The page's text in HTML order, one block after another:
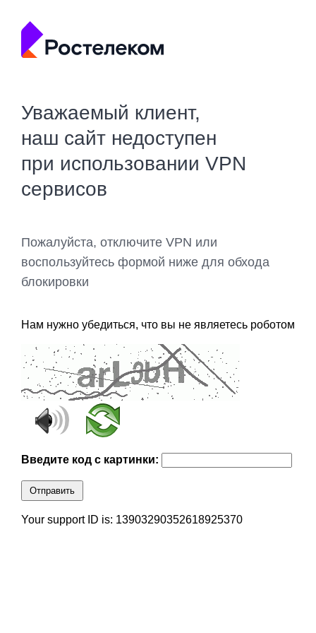
Уважаемый клиент,
наш сайт недоступен
при использовании VPN
сервисов
Пожалуйста, отключите VPN или
воспользуйтесь формой ниже для обхода
блокировки
Нам нужно убедиться, что вы не являетесь роботом
Введите код с картинки:
Отправить
Your support ID is: 13903290352618925370